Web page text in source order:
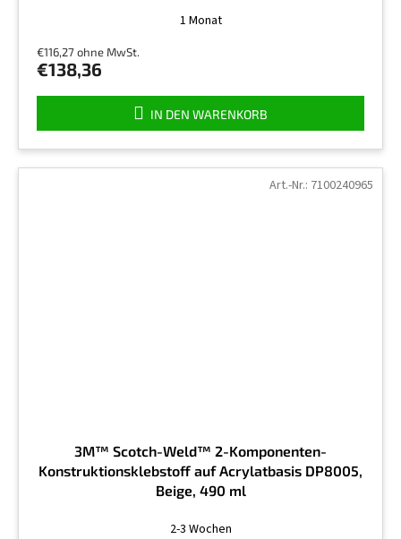
1 Monat
€116,27 ohne MwSt.
€138,36
IN DEN WARENKORB
3M™ Scotch-Weld™ 2-Komponenten-
Konstruktionsklebstoff auf Acrylatbasis DP8005,
Beige, 490 ml
2-3 Wochen
Art.-Nr.: 7100240965